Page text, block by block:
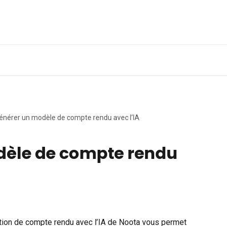
un modèle de compte rendu avec l’IA
de compte rendu
de compte rendu avec l’IA de Noota vous permet